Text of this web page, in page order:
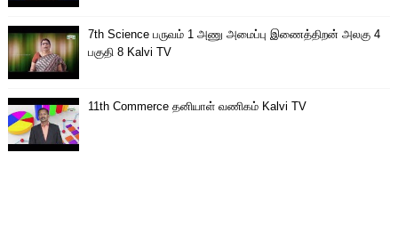
7th Science பருவம் 1 அணு அமைப்பு இணைத்திறன் அலகு 4
பகுதி 8 Kalvi TV
11th Commerce தனியாள் வணிகம் Kalvi TV